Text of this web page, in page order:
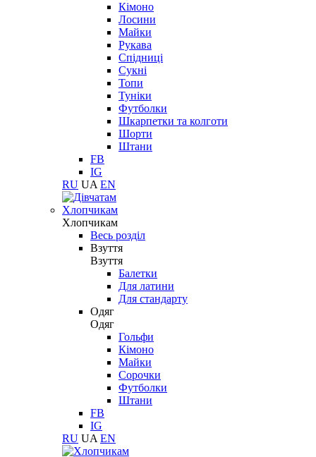
Кімоно
Лосини
Майки
Рукава
Спідниці
Сукні
Топи
Туніки
Футболки
Шкарпетки та колготи
Шорти
Штани
FB
IG
RU UA EN
Хлопчикам
Хлопчикам
Весь розділ
Взуття
Взуття
Балетки
Для латини
Для стандарту
Одяг
Одяг
Гольфи
Кімоно
Майки
Сорочки
Футболки
Штани
FB
IG
RU UA EN